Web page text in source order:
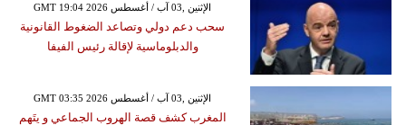
GMT 19:04 2026 الإثنين ,03 آب / أغسطس
سحب دعم دولي وتصاعد الضغوط القانونية
والدبلوماسية لإقالة رئيس الفيفا
GMT 03:35 2026 الإثنين ,03 آب / أغسطس
المغرب كشف قصة الهروب الجماعي و يتَهم